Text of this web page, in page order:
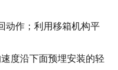
动作；利用移箱机构平
度沿下面预埋安装的轻